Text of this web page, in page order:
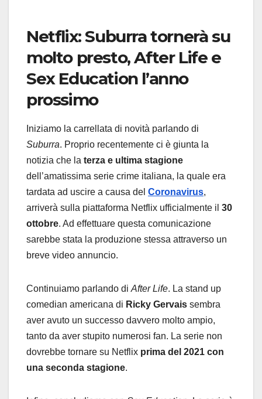
Netflix: Suburra tornerà su
molto presto, After Life e
Sex Education l’anno
prossimo
Iniziamo la carrellata di novità parlando di
Suburra. Proprio recentemente ci è giunta la
notizia che la terza e ultima stagione
dell’amatissima serie crime italiana, la quale era
tardata ad uscire a causa del Coronavirus,
arriverà sulla piattaforma Netflix ufficialmente il 30
ottobre. Ad effettuare questa comunicazione
sarebbe stata la produzione stessa attraverso un
breve video annuncio.
Continuiamo parlando di After Life. La stand up
comedian americana di Ricky Gervais sembra
aver avuto un successo davvero molto ampio,
tanto da aver stupito numerosi fan. La serie non
dovrebbe tornare su Netflix prima del 2021 con
una seconda stagione.